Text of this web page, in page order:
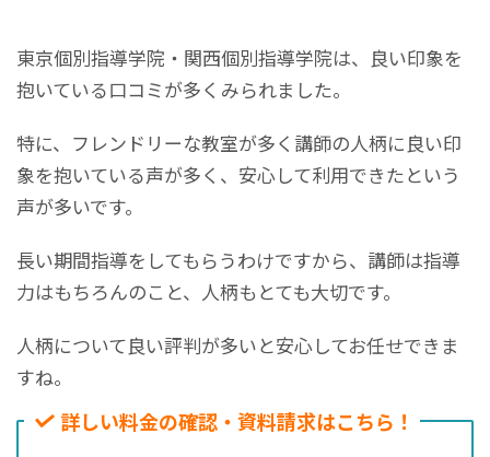
東京個別指導学院・関西個別指導学院は、良い印象を
抱いている口コミが多くみられました。
特に、フレンドリーな教室が多く講師の人柄に良い印
象を抱いている声が多く、安心して利用できたという
声が多いです。
長い期間指導をしてもらうわけですから、講師は指導
力はもちろんのこと、人柄もとても大切です。
人柄について良い評判が多いと安心してお任せできま
すね。
詳しい料金の確認・資料請求はこちら！